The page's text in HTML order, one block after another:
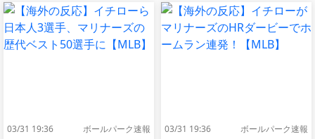
03/31 19:36 ボールパーク速報 03/31 19:36 ボールパーク速報